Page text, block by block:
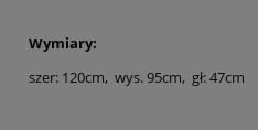
Wymiary:
szer: 120cm, wys. 95cm, gł: 47cm